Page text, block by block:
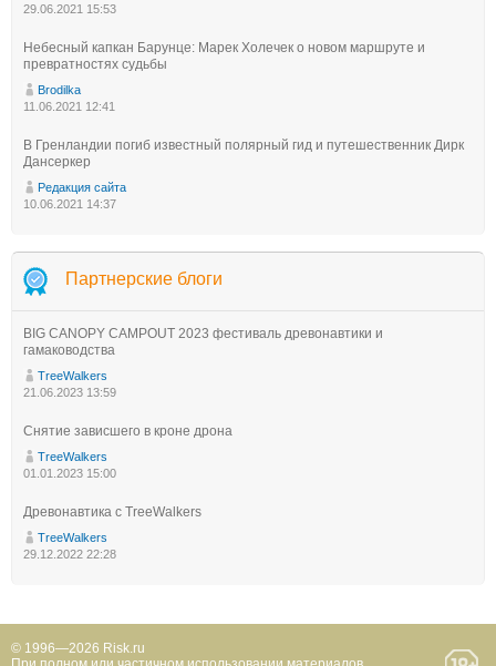
29.06.2021 15:53
Небесный капкан Барунце: Марек Холечек о новом маршруте и
превратностях судьбы
Brodilka
11.06.2021 12:41
В Гренландии погиб известный полярный гид и путешественник Дирк
Дансеркер
Редакция сайта
10.06.2021 14:37
Партнерские блоги
BIG CANOPY CAMPOUT 2023 фестиваль древонавтики и
гамаководства
TreeWalkers
21.06.2023 13:59
Снятие зависшего в кроне дрона
TreeWalkers
01.01.2023 15:00
Древонавтика с TreeWalkers
TreeWalkers
29.12.2022 22:28
© 1996—2026 Risk.ru